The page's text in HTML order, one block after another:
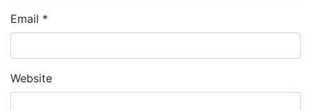
Email *
Website